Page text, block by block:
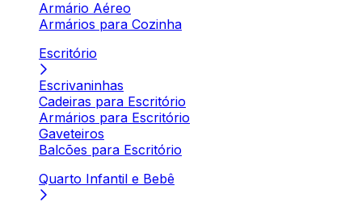
Armário Aéreo
Armários para Cozinha
Escritório
Escrivaninhas
Cadeiras para Escritório
Armários para Escritório
Gaveteiros
Balcões para Escritório
Quarto Infantil e Bebê